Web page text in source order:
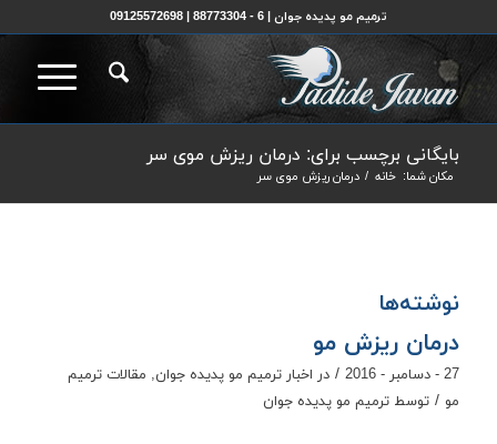
ترمیم مو پدیده جوان | 6 - 88773304 | 09125572698
بایگانی برچسب برای: درمان ریزش موی سر
مکان شما: خانه / درمان ریزش موی سر
نوشته‌ها
درمان ریزش مو
27 - دسامبر - 2016 / در اخبار ترمیم مو پدیده جوان, مقالات ترمیم
مو / توسط ترمیم مو پدیده جوان